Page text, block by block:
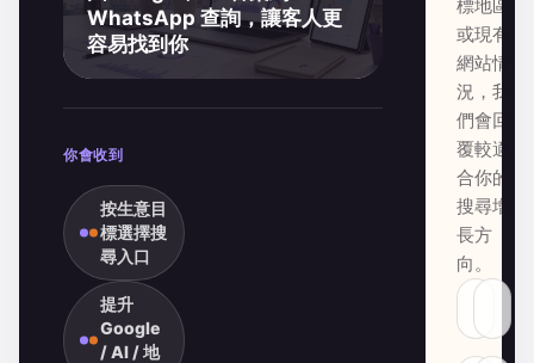
WhatsApp 查詢，讓客人更
容易找到你
你會收到
按生意目
標選擇搜
尋入口
提升
Google
/ AI / 地
標地區
或現有
網站情
況，我
們會回
覆較適
合你的
搜尋增
長方
向。